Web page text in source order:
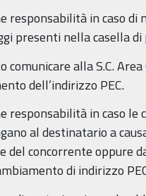
responsabilità in caso
presenti nella casella
comunicare alla S.C.
dell’indirizzo PEC.
responsabilità in caso
al destinatario a
del concorrente oppure
di indirizzo